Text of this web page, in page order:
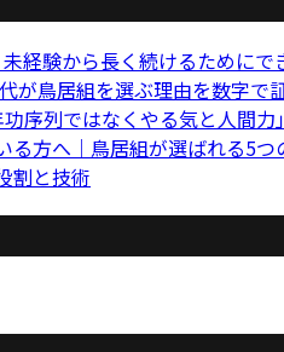
経験から長く続けるためにで
が鳥居組を選ぶ理由を数字で
序列ではなくやる気と人間力
る方へ｜鳥居組が選ばれる5つ
割と技術